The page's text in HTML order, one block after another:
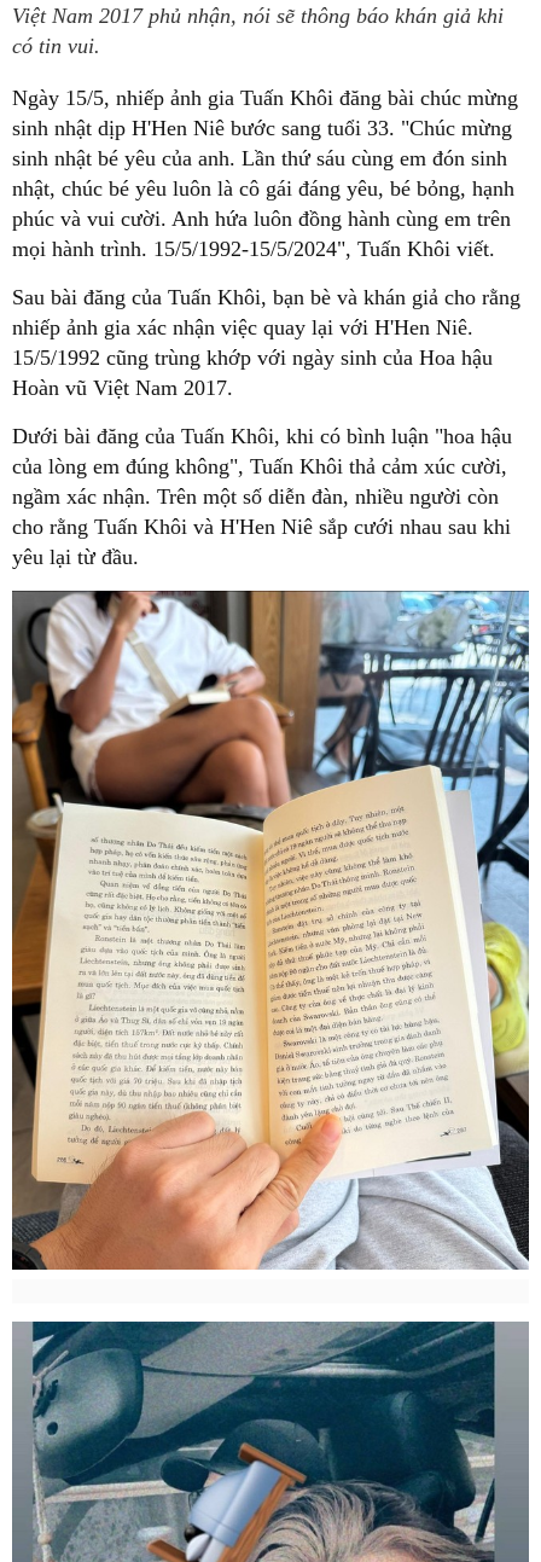
Việt Nam 2017 phủ nhận, nói sẽ thông báo khán giả khi
có tin vui.
Ngày 15/5, nhiếp ảnh gia Tuấn Khôi đăng bài chúc mừng
sinh nhật dịp H'Hen Niê bước sang tuổi 33. "Chúc mừng
sinh nhật bé yêu của anh. Lần thứ sáu cùng em đón sinh
nhật, chúc bé yêu luôn là cô gái đáng yêu, bé bỏng, hạnh
phúc và vui cười. Anh hứa luôn đồng hành cùng em trên
mọi hành trình. 15/5/1992-15/5/2024", Tuấn Khôi viết.
Sau bài đăng của Tuấn Khôi, bạn bè và khán giả cho rằng
nhiếp ảnh gia xác nhận việc quay lại với H'Hen Niê.
15/5/1992 cũng trùng khớp với ngày sinh của Hoa hậu
Hoàn vũ Việt Nam 2017.
Dưới bài đăng của Tuấn Khôi, khi có bình luận "hoa hậu
của lòng em đúng không", Tuấn Khôi thả cảm xúc cười,
ngầm xác nhận. Trên một số diễn đàn, nhiều người còn
cho rằng Tuấn Khôi và H'Hen Niê sắp cưới nhau sau khi
yêu lại từ đầu.